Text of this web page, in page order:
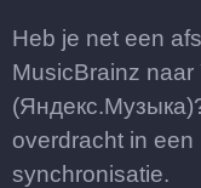
Heb je net een
MusicBrainz
overdracht in
synchronisatie.